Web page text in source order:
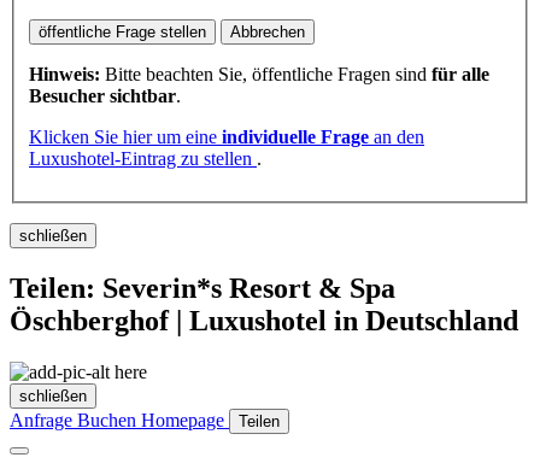
öffentliche Frage stellen Abbrechen
Hinweis: Bitte beachten Sie, öffentliche Fragen sind für alle
Besucher sichtbar.
Klicken Sie hier um eine individuelle Frage an den
Luxushotel-Eintrag zu stellen .
schließen
Teilen: Severin*s Resort & Spa
Öschberghof | Luxushotel in Deutschland
schließen
Anfrage Buchen Homepage Teilen